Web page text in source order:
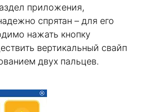
приложения,
спрятан – для его
нажать кнопку
вертикальный свайп
двух пальцев.